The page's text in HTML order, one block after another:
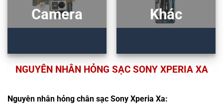
Camera Khác
NGUYÊN NHÂN HỎNG SẠC SONY XPERIA XA
Nguyên nhân hỏng chân sạc Sony Xperia Xa: